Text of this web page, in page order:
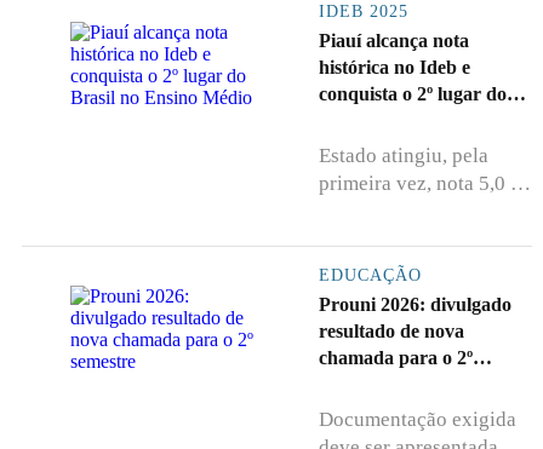
IDEB 2025
Piauí alcança nota
histórica no Ideb e
conquista o 2º lugar do
Estado atingiu, pela
primeira vez, nota 5,0 no
EDUCAÇÃO
Prouni 2026: divulgado
resultado de nova
chamada para o 2º
Documentação exigida